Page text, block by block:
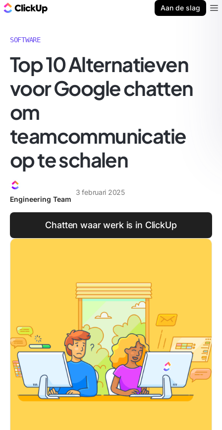
Aan de slag
SOFTWARE
Top 10 Alternatieven
voor Google chatten
om
teamcommunicatie
op te schalen
Engineering Team
3 februari 2025
Chatten waar werk is in ClickUp